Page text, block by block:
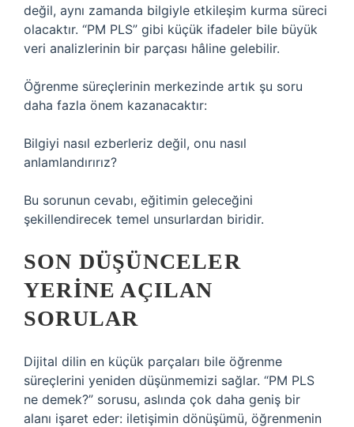
değil, aynı zamanda bilgiyle etkileşim kurma süreci
olacaktır. “PM PLS” gibi küçük ifadeler bile büyük
veri analizlerinin bir parçası hâline gelebilir.
Öğrenme süreçlerinin merkezinde artık şu soru
daha fazla önem kazanacaktır:
Bilgiyi nasıl ezberleriz değil, onu nasıl
anlamlandırırız?
Bu sorunun cevabı, eğitimin geleceğini
şekillendirecek temel unsurlardan biridir.
SON DÜŞÜNCELER
YERINE AÇILAN
SORULAR
Dijital dilin en küçük parçaları bile öğrenme
süreçlerini yeniden düşünmemizi sağlar. “PM PLS
ne demek?” sorusu, aslında çok daha geniş bir
alanı işaret eder: iletişimin dönüşümü, öğrenmenin